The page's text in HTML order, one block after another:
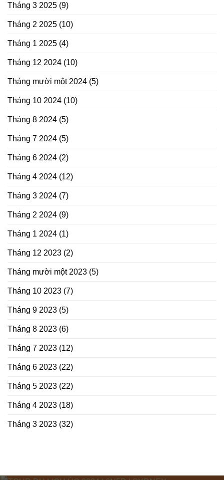
Tháng 3 2025 (9)
Tháng 2 2025 (10)
Tháng 1 2025 (4)
Tháng 12 2024 (10)
Tháng mười một 2024 (5)
Tháng 10 2024 (10)
Tháng 8 2024 (5)
Tháng 7 2024 (5)
Tháng 6 2024 (2)
Tháng 4 2024 (12)
Tháng 3 2024 (7)
Tháng 2 2024 (9)
Tháng 1 2024 (1)
Tháng 12 2023 (2)
Tháng mười một 2023 (5)
Tháng 10 2023 (7)
Tháng 9 2023 (5)
Tháng 8 2023 (6)
Tháng 7 2023 (12)
Tháng 6 2023 (22)
Tháng 5 2023 (22)
Tháng 4 2023 (18)
Tháng 3 2023 (32)